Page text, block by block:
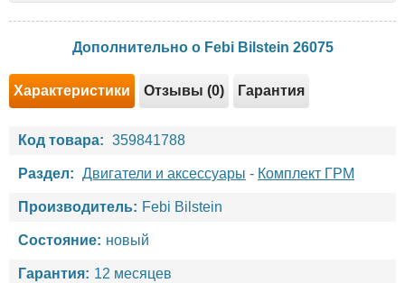
Дополнительно о Febi Bilstein 26075
Характеристики Отзывы (0) Гарантия
Код товара: 359841788
Раздел: Двигатели и аксессуары - Комплект ГРМ
Производитель: Febi Bilstein
Состояние: новый
Гарантия: 12 месяцев